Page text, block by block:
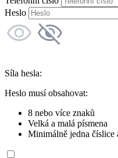
Heslo
Síla hesla:
Heslo musí obsahovat:
8 nebo více znaků
Velká a malá písmena
Minimálně jedna číslice